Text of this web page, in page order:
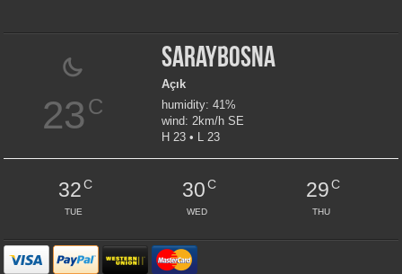
23C
Saraybosna
Açık
humidity: 41%
wind: 2km/h SE
H 23 • L 23
32C
TUE
30C
WED
29C
THU